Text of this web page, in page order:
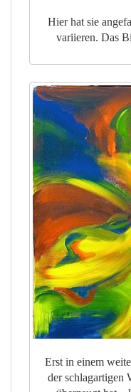
Hier hat sie
variieren. Das
Erst in einem
der schlagartigen